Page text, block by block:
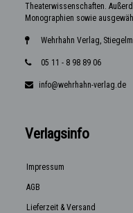
Theaterwissenschaften.
Monographien sowie
Wehrhahn Verlag,
05 11 - 8 98 89 06
info@wehrhahn-verlag.de
Verlagsinfo
Impressum
AGB
Lieferzeit & Versand